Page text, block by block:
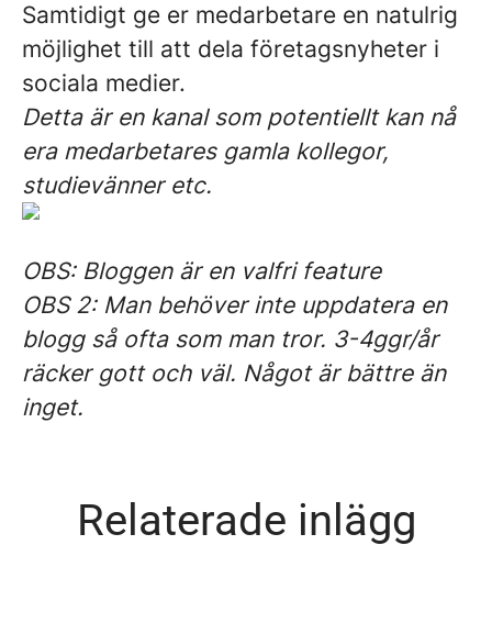
Samtidigt ge er medarbetare en natulrig
möjlighet till att dela företagsnyheter i
sociala medier.
Detta är en kanal som potentiellt kan nå
era medarbetares gamla kollegor,
studievänner etc.
OBS: Bloggen är en valfri feature
OBS 2: Man behöver inte uppdatera en
blogg så ofta som man tror. 3-4ggr/år
räcker gott och väl. Något är bättre än
inget.
Relaterade inlägg
Sommaravslutning och nya